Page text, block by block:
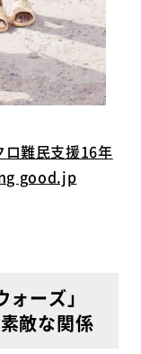
難民支援16年
good.jp
ォーズ｣
敵な関係